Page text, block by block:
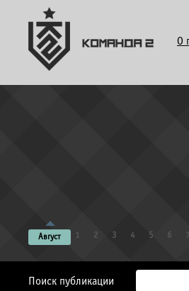
О
Август 1 2 3 4 5 6 7
Поиск публикации